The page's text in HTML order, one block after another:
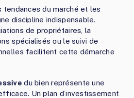
tendances du marché et les
discipline indispensable.
de propriétaires, la
spécialisés ou le suivi de
facilitent cette démarche
du bien représente une
Un plan d’investissement